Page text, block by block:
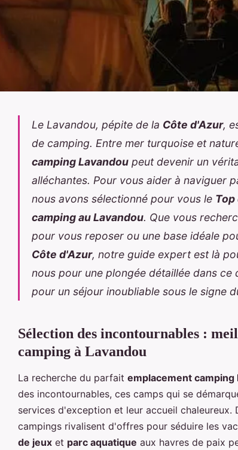
Le Lavandou, pépite de la Côte d'Azur,
de camping. Entre mer turquoise et
camping Lavandou peut devenir un
alléchantes. Pour vous aider à naviguer
nous avons sélectionné pour vous le
camping au Lavandou. Que vous
pour vous reposer ou une base idéale
Côte d'Azur, notre guide expert est là
nous pour une plongée détaillée dans
pour un séjour inoubliable sous le signe
Sélection des incontournables :
camping à Lavandou
La recherche du parfait emplacement camping
des incontournables, ces camps qui se
services d'exception et leur accueil chaleureux.
campings rivalisent d'offres pour séduire les
de jeux et parc aquatique aux havres de paix